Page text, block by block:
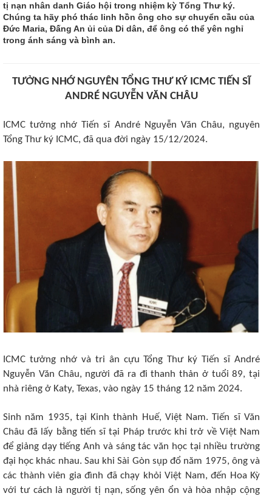
tị nạn nhân danh Giáo hội trong nhiệm kỳ Tổng Thư ký.
Chúng ta hãy phó thác linh hồn ông cho sự chuyển cầu của
Đức Maria, Đấng An ủi của Di dân, để ông có thể yên nghỉ
trong ánh sáng và bình an.
TƯỞNG NHỚ NGUYÊN TỔNG THƯ KÝ ICMC TIẾN SĨ
ANDRÉ NGUYỄN VĂN CHÂU
ICMC tưởng nhớ Tiến sĩ André Nguyễn Văn Châu, nguyên
Tổng Thư ký ICMC, đã qua đời ngày 15/12/2024.
ICMC tưởng nhớ và tri ân cựu Tổng Thư ký Tiến sĩ André
Nguyễn Văn Châu, người đã ra đi thanh thản ở tuổi 89, tại
nhà riêng ở Katy, Texas, vào ngày 15 tháng 12 năm 2024.
Sinh năm 1935, tại Kinh thành Huế, Việt Nam. Tiến sĩ Văn
Châu đã lấy bằng tiến sĩ tại Pháp trước khi trở về Việt Nam
để giảng dạy tiếng Anh và sáng tác văn học tại nhiều trường
đại học khác nhau. Sau khi Sài Gòn sụp đổ năm 1975, ông và
các thành viên gia đình đã chạy khỏi Việt Nam, đến Hoa Kỳ
với tư cách là người tị nạn, sống yên ổn và hòa nhập cộng